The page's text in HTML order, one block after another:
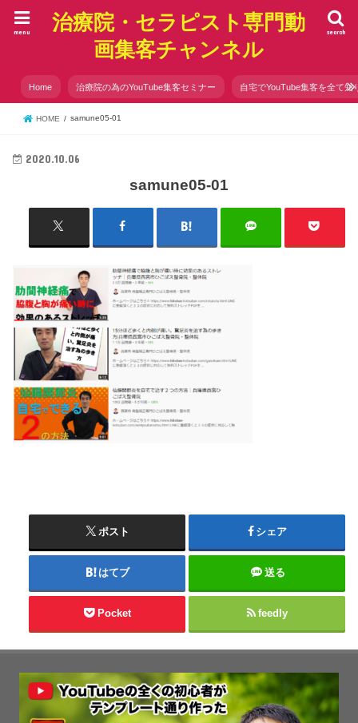
治療院・セラピスト専門動
画集客チャンネル
search
menu
Home 治療院の為のYouTube集客セミナー 自宅でYouTube集客を全て知
HOME samune05-01
2020.10.06
samune05-01
ポスト シェア
はてブ 送る
Pocket feedly